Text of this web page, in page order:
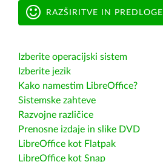
RAZŠIRITVE IN PREDLOGE
Izberite operacijski sistem
Izberite jezik
Kako namestim LibreOffice?
Sistemske zahteve
Razvojne različice
Prenosne izdaje in slike DVD
LibreOffice kot Flatpak
LibreOffice kot Snap